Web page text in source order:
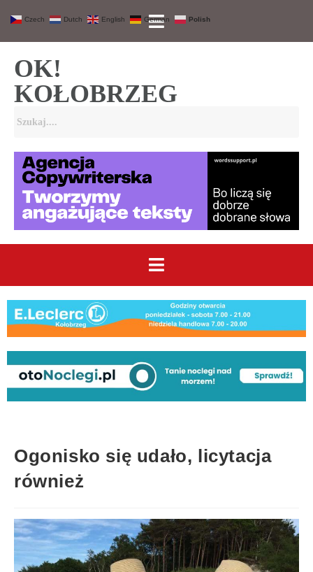
OK!
KOŁOBRZEG
Ogonisko się udało, licytacja
również
Czech Dutch English German Polish